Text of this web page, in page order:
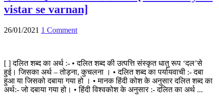
vistar se varnan]
26/01/2021 1 Comment
[ ] दलित शब्द का अर्थ :- • दलित शब्द की उत्पत्ति संस्कृत धातु रूप ‘दल’से
हुई। जिसका अर्थ – तोड़ना, कुचलना । • दलित शब्द का पर्यायवाची :- दबा
हुआ या जिसको दबाया गया हो । • मानक हिंदी कोश के अनुसार दलित शब्द का
अर्थ:- जो दबाया गया हो। • हिंदी विश्वकोश के अनुसार :- दलित का अर्थ ...